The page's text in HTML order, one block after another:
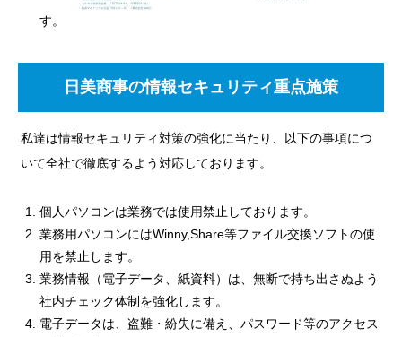
す。
日美商事の情報セキュリティ重点施策
私達は情報セキュリティ対策の強化に当たり、以下の事項につ
いて全社で徹底するよう対応しております。
個人パソコンは業務では使用禁止しております。
業務用パソコンにはWinny,Share等ファイル交換ソフトの使
用を禁止します。
業務情報（電子データ、紙資料）は、無断で持ち出さぬよう
社内チェック体制を強化します。
電子データは、盗難・紛失に備え、パスワード等のアクセス